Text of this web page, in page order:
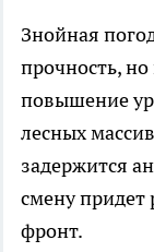
Знойная
прочность,
повышение
лесных
задержится
смену
фронт.